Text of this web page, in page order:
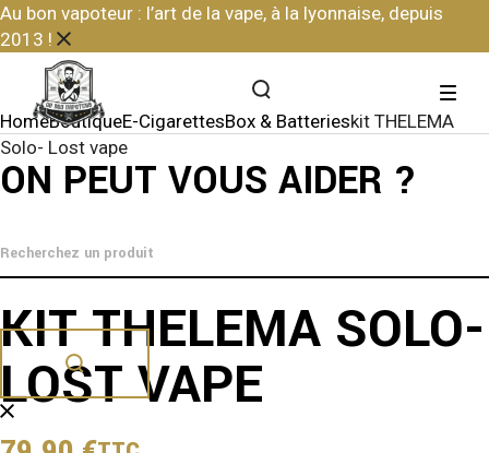
Skip
to
the
content
Au bon vapoteur : l’art de la vape, à la lyonnaise, depuis
2013 !
ON PEUT VOUS AIDER ?
HomeBoutiqueE-CigarettesBox & Batterieskit THELEMA
Solo- Lost vape
KIT THELEMA SOLO-
LOST VAPE